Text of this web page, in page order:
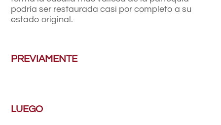
podría ser restaurada casi por completo a su
estado original.
PREVIAMENTE
LUEGO